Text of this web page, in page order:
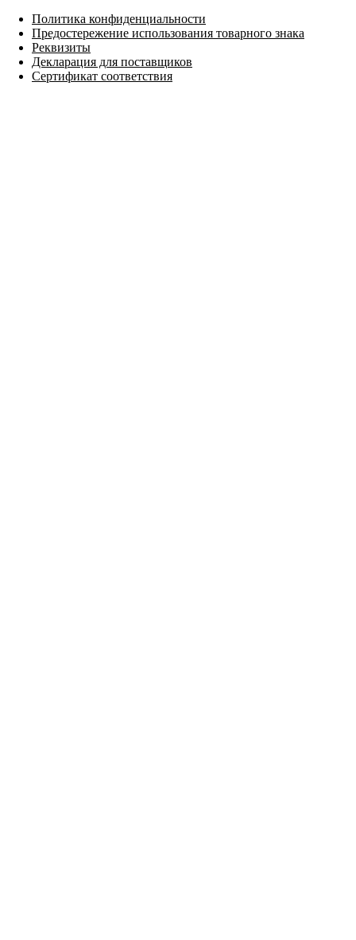
Политика конфиденциальности
Предостережение использования товарного знака
Реквизиты
Декларация для поставщиков
Сертификат соответствия